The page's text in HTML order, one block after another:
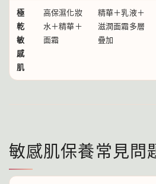
極
乾
敏
感
肌
高保濕化妝
水＋精華＋
面霜
精華＋乳液＋
滋潤面霜多層
疊加
敏感肌保養常見問